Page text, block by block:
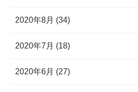
2020年8月 (34)
2020年7月 (18)
2020年6月 (27)